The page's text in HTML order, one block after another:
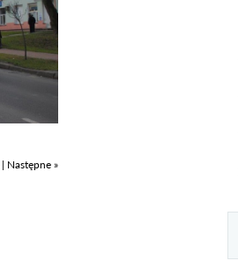
| Następne »